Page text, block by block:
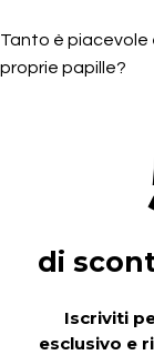
Tanto è piacevole
proprie papille?
di
Iscriviti
esclusivo e